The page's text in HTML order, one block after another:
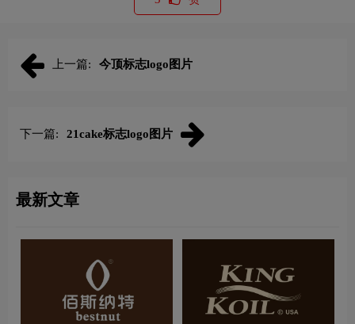
上一篇: 今顶标志logo图片
下一篇: 21cake标志logo图片
最新文章